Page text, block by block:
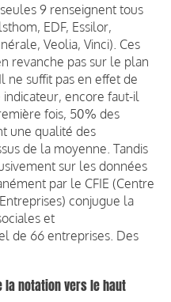
9 renseignent tous
EDF, Essilor,
Veolia, Vinci). Ces
revanche pas sur le plan
ne suffit pas en effet de
encore faut-il
fois, 50% des
une qualité des
de la moyenne. Tandis
sur les données
par le CFIE (Centre
conjugue la
et
de 66 entreprises. Des
la notation vers le haut